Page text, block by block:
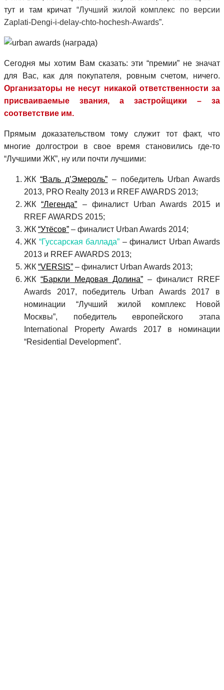
тут и там кричат “Лучший жилой комплекс по версии
Zaplati-Dengi-i-delay-chto-hochesh-Awards”.
Сегодня мы хотим Вам сказать: эти “премии” не значат
для Вас, как для покупателя, ровным счетом, ничего.
Организаторы не несут никакой ответственности за
присваиваемые звания, а застройщики – за
соответствие им.
Прямым доказательством тому служит тот факт, что
многие долгострои в свое время становились где-то
“Лучшими ЖК”, ну или почти лучшими:
ЖК“Валь д’Эмероль” – победитель Urban Awards
2013, PRO Realty 2013 и RREF AWARDS 2013;
ЖК“Легенда” – финалист Urban Awards 2015 и
RREF AWARDS 2015;
ЖК “Утёсов” – финалист Urban Awards 2014;
ЖК “Гуссарская баллада” – финалист Urban Awards
2013 и RREF AWARDS 2013;
ЖК “VERSIS” – финалист Urban Awards 2013;
ЖК “Баркли Медовая Долина” – финалист RREF
Awards 2017, победитель Urban Awards 2017 в
номинации “Лучший жилой комплекс Новой
Москвы”, победитель европейского этапа
International Property Awards 2017 в номинации
“Residential Development”.